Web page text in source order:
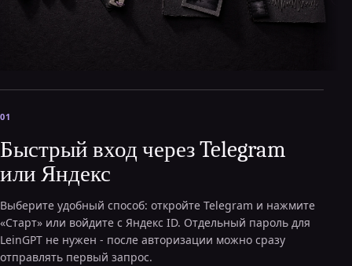
01
Быстрый вход через Telegram
или Яндекс
Выберите удобный способ: откройте Telegram и нажмите
«Старт» или войдите с Яндекс ID. Отдельный пароль для
LeinGPT не нужен - после авторизации можно сразу
отправлять первый запрос.